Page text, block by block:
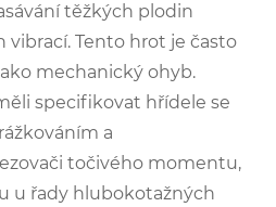
těžkých plodin
Tento hrot je často
mechanický ohyb.
specifikovat hřídele se
a
točivého momentu,
u řady hlubokotažných